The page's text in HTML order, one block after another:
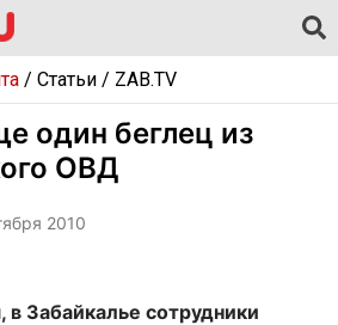
/ Статьи/ ZAB.TV
один беглец из
ОВД
2010
в Забайкалье сотрудники